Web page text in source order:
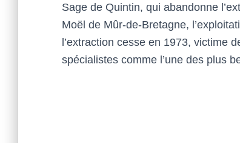
Sage de Quintin, qui abandonne
Moël de Mûr-de-Bretagne,
l’extraction cesse en 1973, victime
spécialistes comme l’une des plus